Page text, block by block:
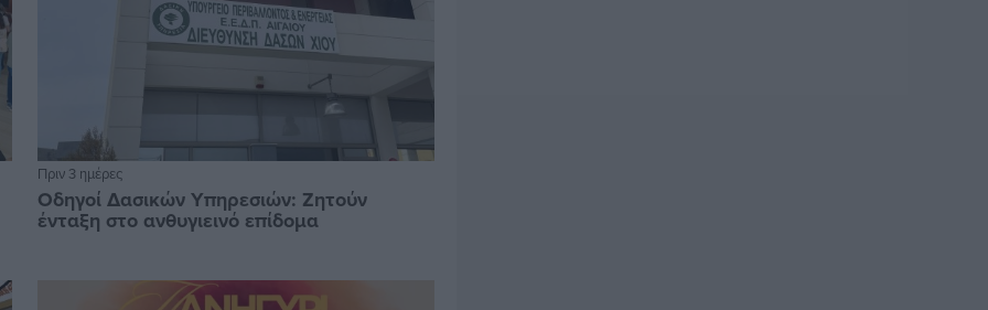
Πριν 3 ημέρες
Οδηγοί Δασικών Υπηρεσιών: Ζητούν
ένταξη στο ανθυγιεινό επίδομα